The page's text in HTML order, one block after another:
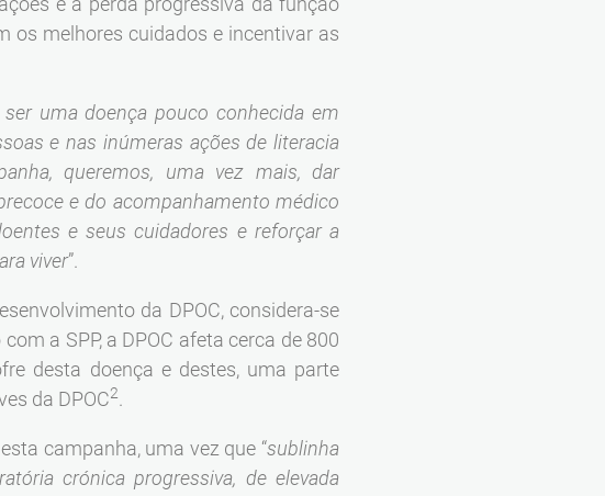
os melhores cuidados e incentivar as
uma doença pouco conhecida em
e nas inúmeras ações de literacia
queremos, uma vez mais, dar
e do acompanhamento médico
e seus cuidadores e reforçar a
viver”.
da DPOC, considera-se
a SPP, a DPOC afeta cerca de 800
desta doença e destes, uma parte
da DPOC2.
campanha, uma vez que “sublinha
crónica progressiva, de elevada